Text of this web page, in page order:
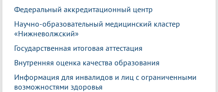
Федеральный аккредитационный центр
Научно-образовательный медицинский кластер
«Нижневолжский»
Государственная итоговая аттестация
Внутренняя оценка качества образования
Информация для инвалидов и лиц с ограниченными
возможностями здоровья